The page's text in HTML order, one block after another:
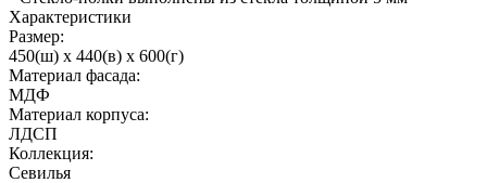
Характеристики
Размер:
450(ш) x 440(в) x 600(г)
Материал фасада:
МДФ
Материал корпуса:
ЛДСП
Коллекция:
Севилья